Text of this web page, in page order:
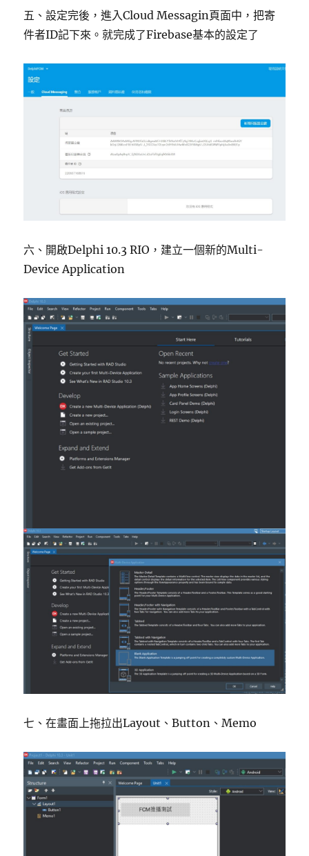
五、設定完後，進入Cloud Messagin頁面中，把寄
件者ID記下來。就完成了Firebase基本的設定了
六、開啟Delphi 10.3 RIO，建立一個新的Multi-
Device Application
七、在畫面上拖拉出Layout、Button、Memo